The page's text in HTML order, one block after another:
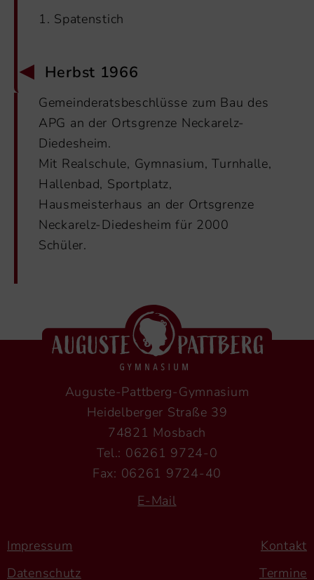
1. Spatenstich
Herbst 1966
Gemeinderatsbeschlüsse zum Bau des
APG an der Ortsgrenze Neckarelz-
Diedesheim.
Mit Realschule, Gymnasium, Turnhalle,
Hallenbad, Sportplatz,
Hausmeisterhaus an der Ortsgrenze
Neckarelz-Diedesheim für 2000
Schüler.
Auguste-Pattberg-Gymnasium
Heidelberger Straße 39
74821 Mosbach
Tel.: 06261 9724-0
Fax: 06261 9724-40
E-Mail
Impressum
Datenschutz
Kontakt
Termine